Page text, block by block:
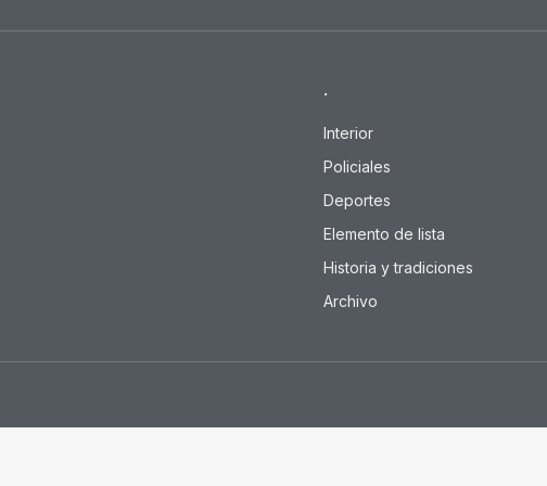
.
Interior
Policiales
Deportes
Elemento de lista
Historia y tradiciones
Archivo